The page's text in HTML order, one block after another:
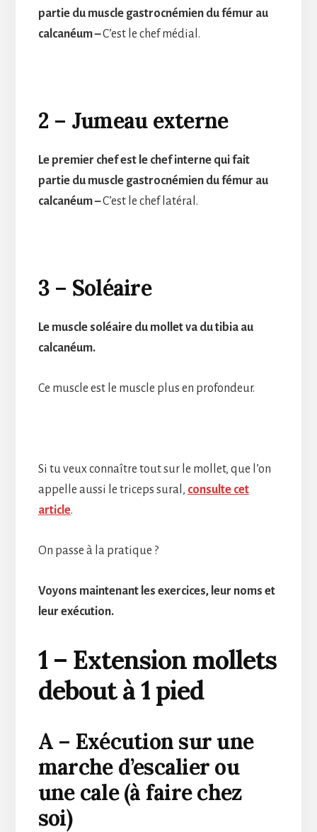
partie du muscle gastrocnémien du fémur au
calcanéum –C’est le chef médial.
2 – Jumeau externe
Le premier chef est le chef interne qui fait
partie du muscle gastrocnémien du fémur au
calcanéum –C’est le chef latéral.
3 – Soléaire
Le muscle soléaire du mollet va du tibia au
calcanéum.
Ce muscle est le muscle plus en profondeur.
Si tu veux connaître tout sur le mollet, que l’on
appelle aussi le triceps sural, consulte cet
article.
On passe à la pratique ?
Voyons maintenant les exercices, leur noms et
leur exécution.
1 – Extension mollets
debout à 1 pied
A – Exécution sur une
marche d’escalier ou
une cale (à faire chez
soi)